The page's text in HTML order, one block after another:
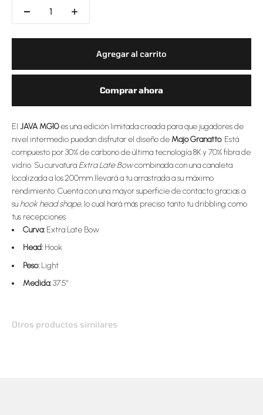
Agregar al carrito
Comprar ahora
El JAVA MG10es una edición limitada creada para que jugadores de
nivel intermedio puedan disfrutar el diseño deMajo Granatto. Está
compuesto por 30% de carbono de última tecnología 8K y 70% fibra de
vidrio. Su curvatura Extra Late Bowcombinada con una canaleta
localizada a los 200mm llevará a tu arrastrada a su máximo
rendimiento. Cuenta con una mayor superficie de contacto gracias a
su hook head shape, lo cual hará más preciso tanto tu dribbling como
tus recepciones.
Curva: Extra Late Bow
Head: Hook
Peso: Light
Medida:37.5"